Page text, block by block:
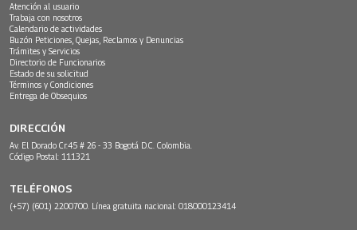
Atención al usuario
Trabaja con nosotros
Calendario de actividades
Buzón Peticiones, Quejas, Reclamos y Denuncias
Trámites y Servicios
Directorio de Funcionarios
Estado de su solicitud
Términos y Condiciones
Entrega de Obsequios
DIRECCIÓN
Av. El Dorado Cr.45 # 26 - 33 Bogotá D.C. Colombia.
Código Postal: 111321
TELÉFONOS
(+57) (601) 2200700. Línea gratuita nacional: 018000123414